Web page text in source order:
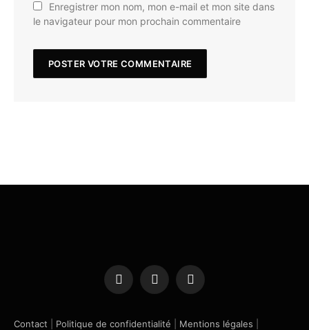
Enregistrer mon nom, mon e-mail et mon site dans
le navigateur pour mon prochain commentaire
Facebook
X
Instagram
Contact Politique de confidentialité Mentions légales